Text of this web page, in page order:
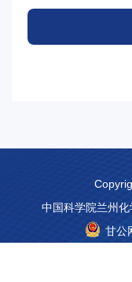
中国科学院兰州
甘公